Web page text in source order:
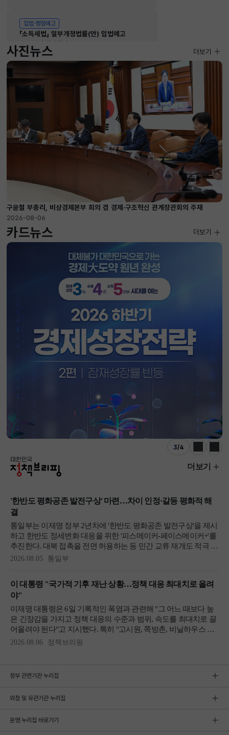
입법·행정예고
「소득세법」 일부개정법률(안) 입법예고
소득법인세정책관
2026-08-04 ~ 2026-08-20
사진뉴스
구윤철 부총리, 비상경제본부 희의 겸 경제·구조혁신 관계장관회의 주재
2026-08-06
사진뉴스
더보기
카드뉴스
3/4
이전 다음
더보기
정부 관련기관 누리집
외청 및 유관기관 누리집
운영 누리집 바로가기